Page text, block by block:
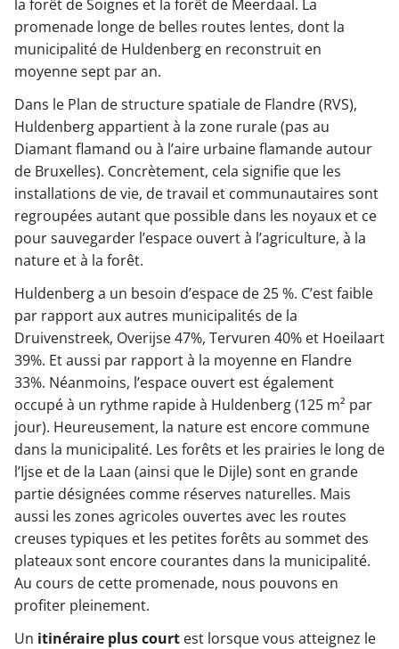
la forêt de Soignes et la forêt de Meerdaal. La
promenade longe de belles routes lentes, dont la
municipalité de Huldenberg en reconstruit en
moyenne sept par an.
Dans le Plan de structure spatiale de Flandre (RVS),
Huldenberg appartient à la zone rurale (pas au
Diamant flamand ou à l’aire urbaine flamande autour
de Bruxelles). Concrètement, cela signifie que les
installations de vie, de travail et communautaires sont
regroupées autant que possible dans les noyaux et ce
pour sauvegarder l’espace ouvert à l’agriculture, à la
nature et à la forêt.
Huldenberg a un besoin d’espace de 25 %. C’est faible
par rapport aux autres municipalités de la
Druivenstreek, Overijse 47%, Tervuren 40% et Hoeilaart
39%. Et aussi par rapport à la moyenne en Flandre
33%. Néanmoins, l’espace ouvert est également
occupé à un rythme rapide à Huldenberg (125 m² par
jour). Heureusement, la nature est encore commune
dans la municipalité. Les forêts et les prairies le long de
l’Ijse et de la Laan (ainsi que le Dijle) sont en grande
partie désignées comme réserves naturelles. Mais
aussi les zones agricoles ouvertes avec les routes
creuses typiques et les petites forêts au sommet des
plateaux sont encore courantes dans la municipalité.
Au cours de cette promenade, nous pouvons en
profiter pleinement.
Un itinéraire plus court est lorsque vous atteignez le